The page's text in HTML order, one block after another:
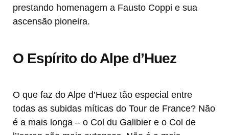
prestando homenagem a Fausto Coppi e sua
ascensão pioneira.
O Espírito do Alpe d’Huez
O que faz do Alpe d’Huez tão especial entre
todas as subidas míticas do Tour de France? Não
é a mais longa – o Col du Galibier e o Col de